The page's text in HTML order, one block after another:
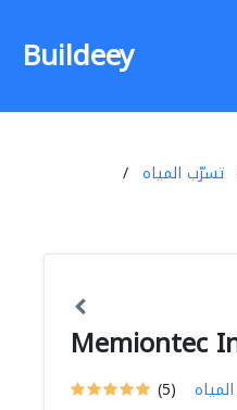
Buildeey
تسرّب المياه
Memiontec
(5)